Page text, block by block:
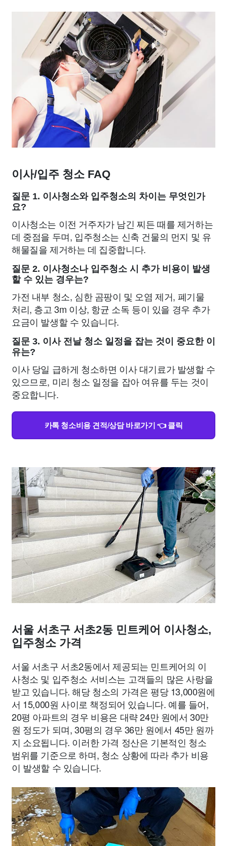
이사/입주 청소 FAQ
질문 1. 이사청소와 입주청소의 차이는 무엇인가
요?
이사청소는 이전 거주자가 남긴 찌든 때를 제거하는
데 중점을 두며, 입주청소는 신축 건물의 먼지 및 유
해물질을 제거하는 데 집중합니다.
질문 2. 이사청소나 입주청소 시 추가 비용이 발생
할 수 있는 경우는?
가전 내부 청소, 심한 곰팡이 및 오염 제거, 폐기물
처리, 층고 3m 이상, 항균 소독 등이 있을 경우 추가
요금이 발생할 수 있습니다.
질문 3. 이사 전날 청소 일정을 잡는 것이 중요한 이
유는?
이사 당일 급하게 청소하면 이사 대기료가 발생할 수
있으므로, 미리 청소 일정을 잡아 여유를 두는 것이
중요합니다.
카톡 청소비용 견적/상담 바로가기 👈 클릭
서울 서초구 서초2동 민트케어 이사청소,
입주청소 가격
서울 서초구 서초2동에서 제공되는 민트케어의 이
사청소 및 입주청소 서비스는 고객들의 많은 사랑을
받고 있습니다. 해당 청소의 가격은 평당 13,000원에
서 15,000원 사이로 책정되어 있습니다. 예를 들어,
20평 아파트의 경우 비용은 대략 24만 원에서 30만
원 정도가 되며, 30평의 경우 36만 원에서 45만 원까
지 소요됩니다. 이러한 가격 정산은 기본적인 청소
범위를 기준으로 하며, 청소 상황에 따라 추가 비용
이 발생할 수 있습니다.